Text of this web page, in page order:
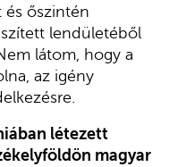
és őszintén
lendületéből
látom, hogy a
az igény
létezett
magyar